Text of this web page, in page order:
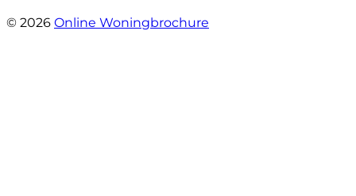
© 2026 Online Woningbrochure